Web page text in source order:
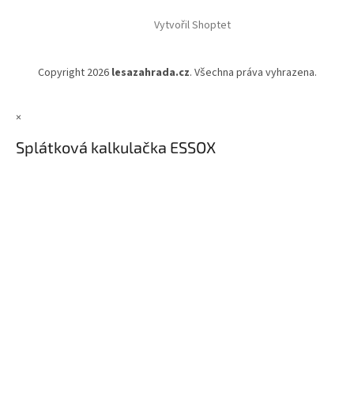
Vytvořil Shoptet
Copyright 2026 lesazahrada.cz. Všechna práva vyhrazena.
×
Splátková kalkulačka ESSOX